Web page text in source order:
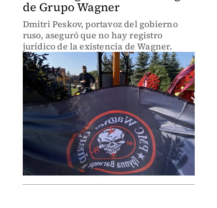
de Grupo Wagner
Dmitri Peskov, portavoz del gobierno
ruso, aseguró que no hay registro
jurídico de la existencia de Wagner.